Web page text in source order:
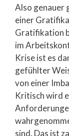
Also genauer
einer
Gratifikation
im
Krise ist es
gefühlter
von einer
Kritisch wird
sind. Das ist